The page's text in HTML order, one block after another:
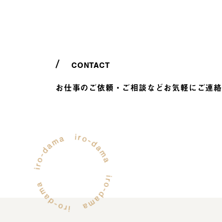
CONTACT
お仕事のご依頼・ご相談などお気軽にご連